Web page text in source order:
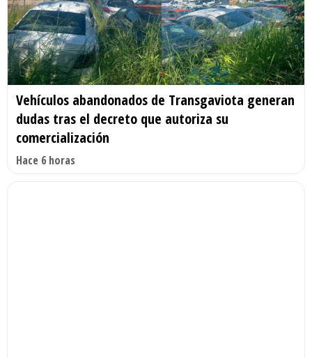
Vehículos abandonados de Transgaviota generan
dudas tras el decreto que autoriza su
comercialización
Hace 6 horas